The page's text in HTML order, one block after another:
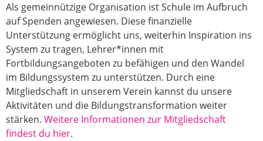
Als gemeinnützige Organisation ist Schule im Aufbruch
auf Spenden angewiesen. Diese finanzielle
Unterstützung ermöglicht uns, weiterhin Inspiration ins
System zu tragen, Lehrer*innen mit
Fortbildungsangeboten zu befähigen und den Wandel
im Bildungssystem zu unterstützen. Durch eine
Mitgliedschaft in unserem Verein kannst du unsere
Aktivitäten und die Bildungstransformation weiter
stärken. Weitere Informationen zur Mitgliedschaft
findest du hier.